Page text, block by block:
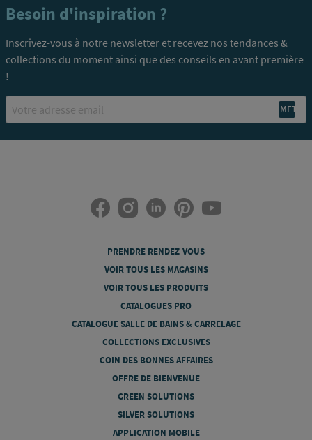
Besoin d'inspiration ?
Inscrivez-vous à notre newsletter et recevez nos tendances &
collections du moment ainsi que des conseils en avant première
!
Email
PRENDRE RENDEZ-VOUS
VOIR TOUS LES MAGASINS
VOIR TOUS LES PRODUITS
CATALOGUES PRO
CATALOGUE SALLE DE BAINS & CARRELAGE
COLLECTIONS EXCLUSIVES
COIN DES BONNES AFFAIRES
OFFRE DE BIENVENUE
GREEN SOLUTIONS
SILVER SOLUTIONS
APPLICATION MOBILE